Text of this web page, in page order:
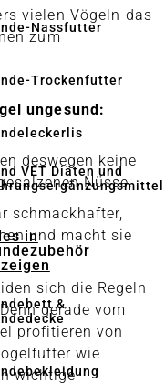
Nassfutter
Trockenfutter
VET Diäten und
in
&
vielen Vögeln das
zum
ungesund:
deswegen keine
Nüsse.
schmackhafter,
und macht sie
sich die Regeln
gerade vom
profitieren von
wie
wichtige